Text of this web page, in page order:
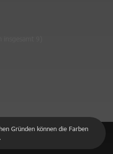
Gründen können die Farben